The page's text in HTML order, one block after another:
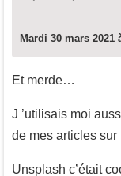
Mardi 30 mars 2021
Et merde…
J ’utilisais moi
de mes articles sur
Unsplash c’était